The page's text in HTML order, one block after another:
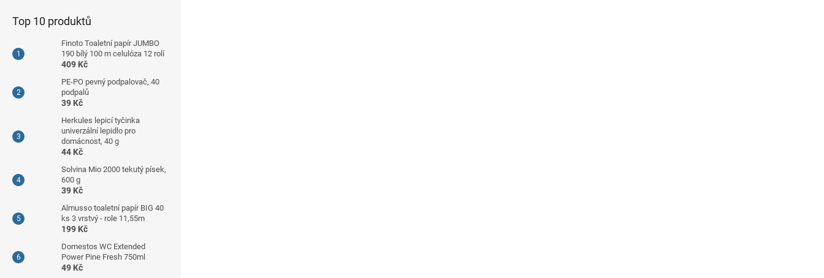
Top 10 produktů
Finoto Toaletní papír JUMBO
190 bílý 100 m celulóza 12 rolí
409 Kč
PE-PO pevný podpalovač, 40
podpalů
39 Kč
Herkules lepicí tyčinka
univerzální lepidlo pro
domácnost, 40 g
44 Kč
Solvina Mio 2000 tekutý písek,
600 g
39 Kč
Almusso toaletní papír BIG 40
ks 3 vrstvý - role 11,55m
199 Kč
Domestos WC Extended
Power Pine Fresh 750ml
49 Kč